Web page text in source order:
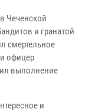
Чеченской
и гранатой
смертельное
офицер
выполнение
и